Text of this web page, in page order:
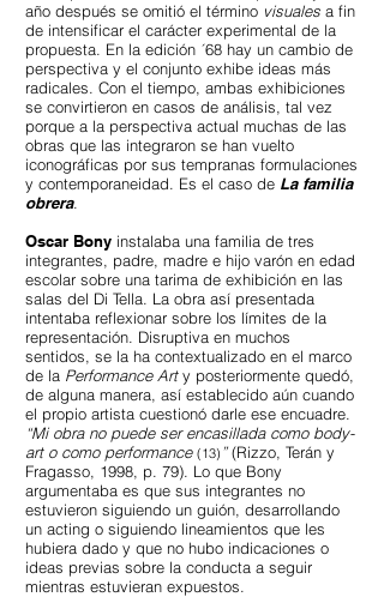
año después se omitió el término visuales a fin
de intensificar el carácter experimental de la
propuesta. En la edición ´68 hay un cambio de
perspectiva y el conjunto exhibe ideas más
radicales. Con el tiempo, ambas exhibiciones
se convirtieron en casos de análisis, tal vez
porque a la perspectiva actual muchas de las
obras que las integraron se han vuelto
iconográficas por sus tempranas formulaciones
y contemporaneidad. Es el caso de La familia
obrera.
Oscar Bony instalaba una familia de tres
integrantes, padre, madre e hijo varón en edad
escolar sobre una tarima de exhibición en las
salas del Di Tella. La obra así presentada
intentaba reflexionar sobre los límites de la
representación. Disruptiva en muchos
sentidos, se la ha contextualizado en el marco
de la Performance Arty posteriormente quedó,
de alguna manera, así establecido aún cuando
el propio artista cuestionó darle ese encuadre.
“Mi obra no puede ser encasillada como body-
art o como performance (13) ”(Rizzo, Terán y
Fragasso, 1998, p. 79). Lo que Bony
argumentaba es que sus integrantes no
estuvieron siguiendo un guión, desarrollando
un acting o siguiendo lineamientos que les
hubiera dado y que no hubo indicaciones o
ideas previas sobre la conducta a seguir
mientras estuvieran expuestos.